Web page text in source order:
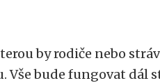
by rodiče nebo
Vše bude fungovat dál